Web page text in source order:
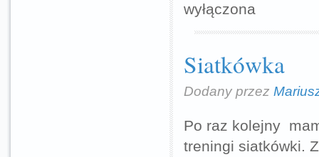
wyłączona
Siatkówka
Dodany przez
Po raz kolejny
treningi siatkówki.